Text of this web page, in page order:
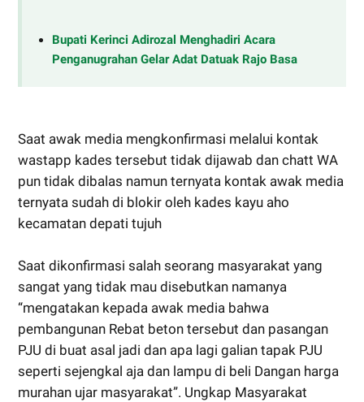
Bupati Kerinci Adirozal Menghadiri Acara
Penganugrahan Gelar Adat Datuak Rajo Basa
Saat awak media mengkonfirmasi melalui kontak
wastapp kades tersebut tidak dijawab dan chatt WA
pun tidak dibalas namun ternyata kontak awak media
ternyata sudah di blokir oleh kades kayu aho
kecamatan depati tujuh
Saat dikonfirmasi salah seorang masyarakat yang
sangat yang tidak mau disebutkan namanya
“mengatakan kepada awak media bahwa
pembangunan Rebat beton tersebut dan pasangan
PJU di buat asal jadi dan apa lagi galian tapak PJU
seperti sejengkal aja dan lampu di beli Dangan harga
murahan ujar masyarakat”. Ungkap Masyarakat